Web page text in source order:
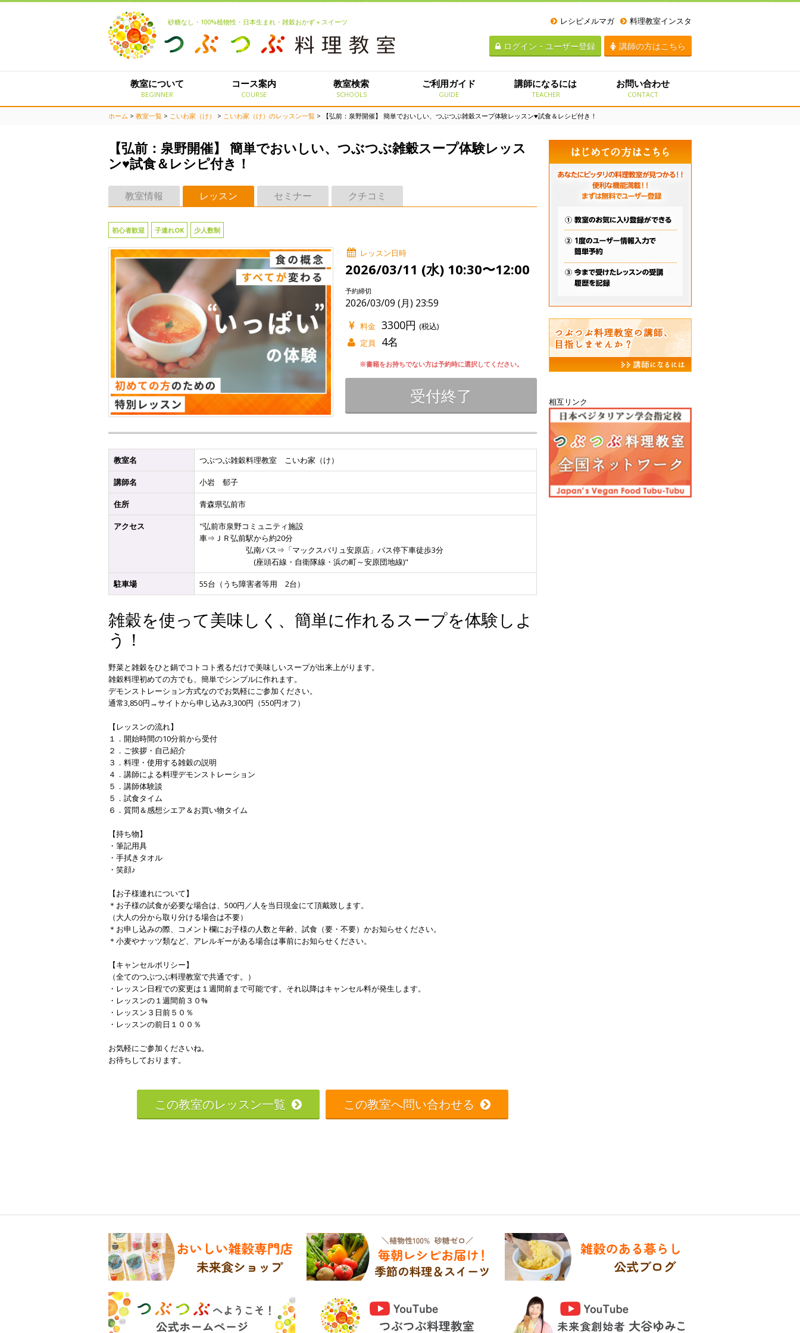
砂糖なし・100%植物性・日本生まれ・雑穀おかず＋スイーツ レシピメルマガ 料理教室インスタ
ログイン・ユーザー登録 講師の方はこちら
教室について
BEGINNER
コース案内
COURSE
教室検索
SCHOOLS
ご利用ガイド
GUIDE
講師になるには
TEACHER
お問い合わせ
CONTACT
ホーム > 教室一覧 > こいわ家（け） > こいわ家（け）のレッスン一覧 > 【弘前：泉野開催】 簡単でおいしい、つぶつぶ雑穀スープ体験レッスン♥試食＆レシピ付き！
【弘前：泉野開催】 簡単でおいしい、つぶつぶ雑穀スープ体験レッス
ン♥試食＆レシピ付き！
教室情報 レッスン セミナー クチコミ
初心者歓迎 子連れOK 少人数制
レッスン日時
2026/03/11 (水) 10:30〜12:00
予約締切
2026/03/09 (月) 23:59
料金 3300円 (税込)
定員
4名
※書籍をお持ちでない方は予約時に選択してください。
受付終了
教室名 つぶつぶ雑穀料理教室 こいわ家（け）
講師名 小岩 郁子
住所 青森県弘前市
アクセス
"弘前市泉野コミュニティ施設
車⇒ＪＲ弘前駅から約20分
弘南バス⇒「マックスバリュ安原店」バス停下車徒歩3分
(座頭石線・自衛隊線・浜の町～安原団地線)"
駐車場 55台（うち障害者等用 2台）
雑穀を使って美味しく、簡単に作れるスープを体験しよ
う！
野菜と雑穀をひと鍋でコトコト煮るだけで美味しいスープが出来上がります。
雑穀料理初めての方でも、簡単でシンプルに作れます。
デモンストレーション方式なのでお気軽にご参加ください。
通常3,850円→サイトから申し込み3,300円（550円オフ）
【レッスンの流れ】
１．開始時間の10分前から受付
２．ご挨拶・自己紹介
３．料理・使用する雑穀の説明
４．講師による料理デモンストレーション
５．講師体験談
５．試食タイム
６．質問＆感想シエア＆お買い物タイム
【持ち物】
・筆記用具
・手拭きタオル
・笑顔♪
【お子様連れについて】
＊お子様の試食が必要な場合は、500円／人を当日現金にて頂戴致します。
（大人の分から取り分ける場合は不要）
＊お申し込みの際、コメント欄にお子様の人数と年齢、試食（要・不要）かお知らせください。
＊小麦やナッツ類など、アレルギーがある場合は事前にお知らせください。
【キャンセルポリシー】
（全てのつぶつぶ料理教室で共通です。）
・レッスン日程での変更は１週間前まで可能です。それ以降はキャンセル料が発生します。
・レッスンの１週間前３０%
・レッスン３日前５０％
・レッスンの前日１００％
お気軽にご参加くださいね。
お待ちしております。
この教室のレッスン一覧 この教室へ問い合わせる
相互リンク